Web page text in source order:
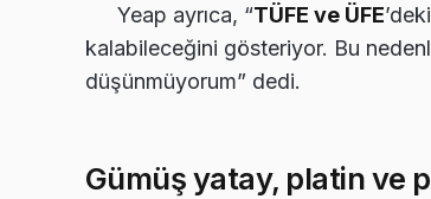
Yeap ayrıca, “TÜFE ve ÜFE
kalabileceğini gösteriyor. Bu
düşünmüyorum” dedi.
Gümüş yatay, platin ve